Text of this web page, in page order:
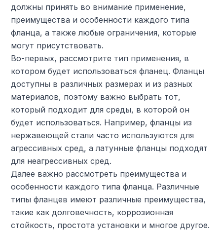
должны принять во внимание применение,
преимущества и особенности каждого типа
фланца, а также любые ограничения, которые
могут присутствовать.
Во-первых, рассмотрите тип применения, в
котором будет использоваться фланец. Фланцы
доступны в различных размерах и из разных
материалов, поэтому важно выбрать тот,
который подходит для среды, в которой он
будет использоваться. Например, фланцы из
нержавеющей стали часто используются для
агрессивных сред, а латунные фланцы подходят
для неагрессивных сред.
Далее важно рассмотреть преимущества и
особенности каждого типа фланца. Различные
типы фланцев имеют различные преимущества,
такие как долговечность, коррозионная
стойкость, простота установки и многое другое.